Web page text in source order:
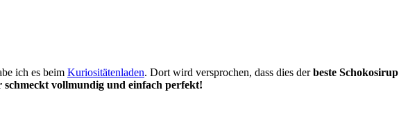
ich es beim Kuriositätenladen. Dort wird versprochen, dass dies derbeste Schokosirup
schmeckt vollmundig und einfach perfekt!